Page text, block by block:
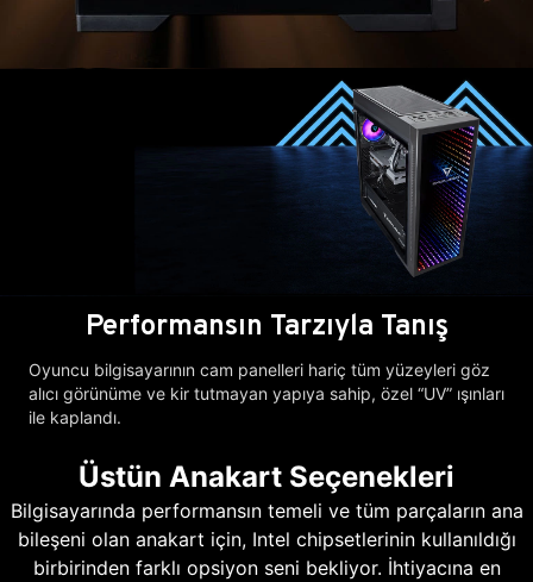
Performansın Tarzıyla Tanış
Oyuncu bilgisayarının cam panelleri hariç tüm yüzeyleri göz
alıcı görünüme ve kir tutmayan yapıya sahip, özel “UV” ışınları
ile kaplandı.
Üstün Anakart Seçenekleri
Bilgisayarında performansın temeli ve tüm parçaların ana
bileşeni olan anakart için, Intel chipsetlerinin kullanıldığı
birbirinden farklı opsiyon seni bekliyor. İhtiyacına en